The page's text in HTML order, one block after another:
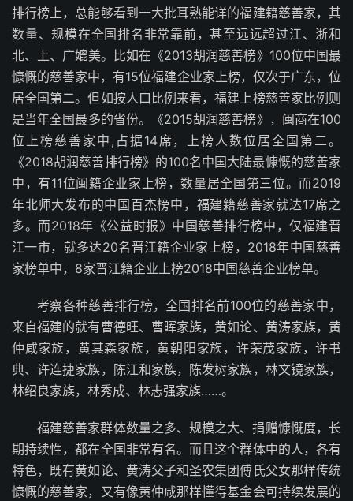
排行榜上，总能够看到一大批耳熟能详的福建籍慈善家，其
数量、规模在全国排名非常靠前，甚至远远超过江、浙和
北、上、广媲美。比如在《2013胡润慈善榜》100位中国最
慷慨的慈善家中，有15位福建企业家上榜，仅次于广东，位
居全国第二。但如按人口比例来看，福建上榜慈善家比例则
是当年全国最多的省份。《2015胡润慈善榜》，闽商在100
位上榜慈善家中,占据14席，上榜人数位居全国第二。
《2018胡润慈善排行榜》的100名中国大陆最慷慨的慈善家
中，有11位闽籍企业家上榜，数量居全国第三位。而2019
年北师大发布的中国百杰榜中，福建籍慈善家就达17席之
多。而2018年《公益时报》中国慈善排行榜中，仅福建晋
江一市，就多达20名晋江籍企业家上榜，2018年中国慈善
家榜单中，8家晋江籍企业上榜2018中国慈善企业榜单。
考察各种慈善排行榜，全国排名前100位的慈善家中，
来自福建的就有曹德旺、曹晖家族，黄如论、黄涛家族，黄
仲咸家族，黄其森家族，黄朝阳家族，许荣茂家族，许书
典、许连捷家族，陈江和家族，陈发树家族，林文镜家族，
林绍良家族，林秀成、林志强家族……。
福建慈善家群体数量之多、规模之大、捐赠慷慨度，长
期持续性，都在全国非常有名。而且这个群体中的人，各有
特色，既有黄如论、黄涛父子和圣农集团傅氏父女那样传统
慷慨的慈善家，又有像黄仲咸那样懂得基金会可持续发展的